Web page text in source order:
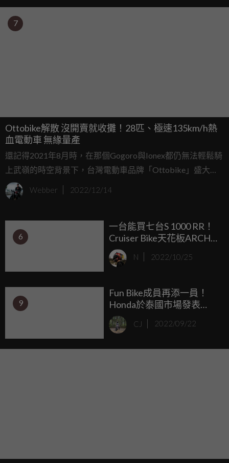
7
Ottobike解散 沒開賣就收攤！28匹、極速135km/h熱
血電動車 無緣量產
還記得2021年8月時，在那個Gogoro與Ionex都仍無法輕鬆騎
上武嶺的時空背景下，台灣電動車品牌「Ottobike」盛大舉
行媒體試乘活動，邀請媒體不換電、不充電從埔里直上武嶺
的創舉嗎？歷經一段時間的沈寂與準備後，可惜我們無法看
劃下句點。
Webber 2022/12/14
6
一台能買七台S 1000 RR！
Cruiser Bike天花板ARCH
1s華麗登場
N 2022/10/25
9
Fun Bike成員再添一員！
Honda於泰國市場發表
CT125 Trail Explorer及全
新銀色塗裝
CJ 2022/09/22